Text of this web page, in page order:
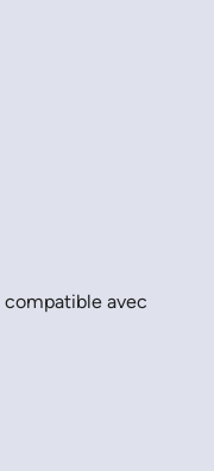
compatible avec